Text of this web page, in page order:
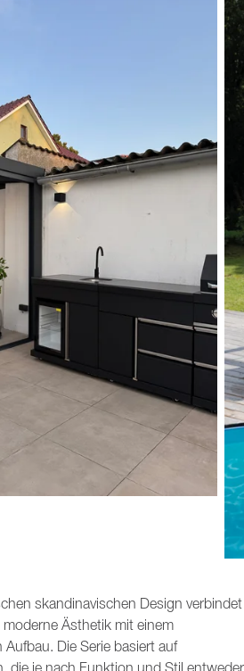
skandinavischen Design verbindet
Ästhetik mit einem
Die Serie basiert auf